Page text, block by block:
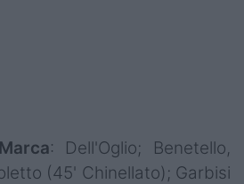
: Dell'Oglio; Benetello,
(45' Chinellato); Garbisi